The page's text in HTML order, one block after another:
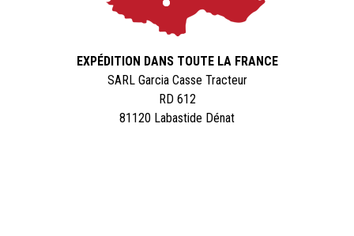
EXPÉDITION DANS TOUTE LA FRANCE
SARL Garcia Casse Tracteur
RD 612
81120 Labastide Dénat